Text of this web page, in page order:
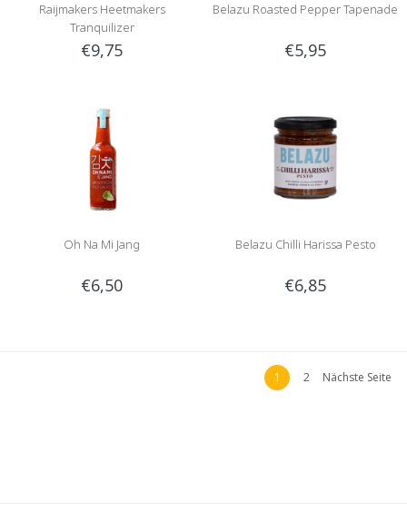
Raijmakers Heetmakers
Tranquilizer
€9,75
Belazu Roasted Pepper Tapenade
€5,95
Oh Na Mi Jang
€6,50
Belazu Chilli Harissa Pesto
€6,85
1 2 Nächste Seite